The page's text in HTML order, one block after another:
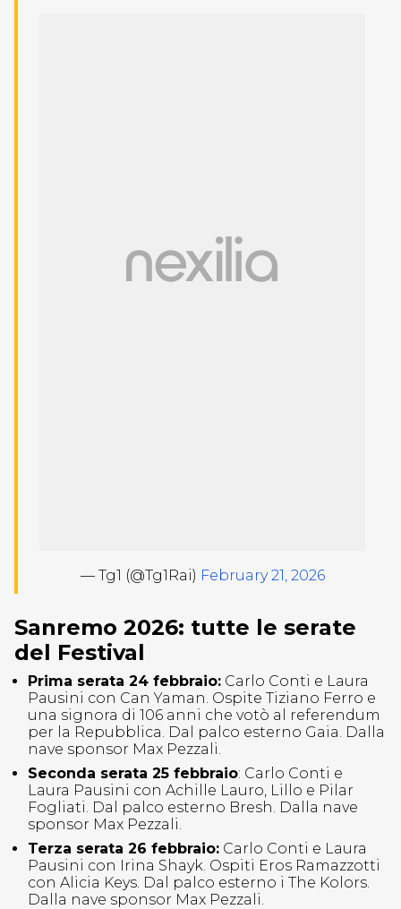
— Tg1 (@Tg1Rai) February 21, 2026
Sanremo 2026: tutte le serate
del Festival
Prima serata 24 febbraio: Carlo Conti e Laura
Pausini con Can Yaman. Ospite Tiziano Ferro e
una signora di 106 anni che votò al referendum
per la Repubblica. Dal palco esterno Gaia. Dalla
nave sponsor Max Pezzali.
Seconda serata 25 febbraio: Carlo Conti e
Laura Pausini con Achille Lauro, Lillo e Pilar
Fogliati. Dal palco esterno Bresh. Dalla nave
sponsor Max Pezzali.
Terza serata 26 febbraio: Carlo Conti e Laura
Pausini con Irina Shayk. Ospiti Eros Ramazzotti
con Alicia Keys. Dal palco esterno i The Kolors.
Dalla nave sponsor Max Pezzali.